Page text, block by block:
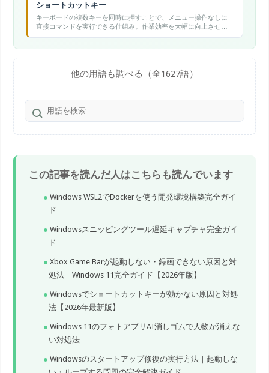
ショートカットキー
キーボードの複数キーを同時に押すことで、メニュー操作なしに
直接コマンドを実行できる仕組み。作業効率を大幅に向上させ
る。
他の用語も調べる（全1627語）
この記事を読んだ人はこちらも読んでいます
Windows WSL2でDockerを使う開発環境構築完全ガイ
ド
Windowsスニッピングツール遅延キャプチャ完全ガイ
ド
Xbox Game Barが起動しない・録画できない原因と対
処法｜Windows 11完全ガイド【2026年版】
Windowsでショートカットキーが効かない原因と対処
法【2026年最新版】
Windows 11のフォトアプリAI消しゴムで人物が消えな
い対処法
Windowsのスタートアップ修復の実行方法｜起動しな